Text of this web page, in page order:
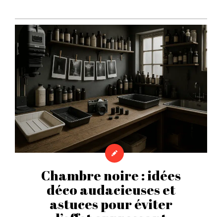
Chambre noire : idées
déco audacieuses et
astuces pour éviter